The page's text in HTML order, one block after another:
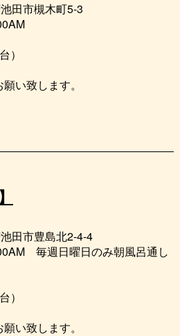
田市槻木町5-3
）
い致します。
田市豊島北2-4-4
毎週日曜日のみ朝風呂通し
）
い致します。